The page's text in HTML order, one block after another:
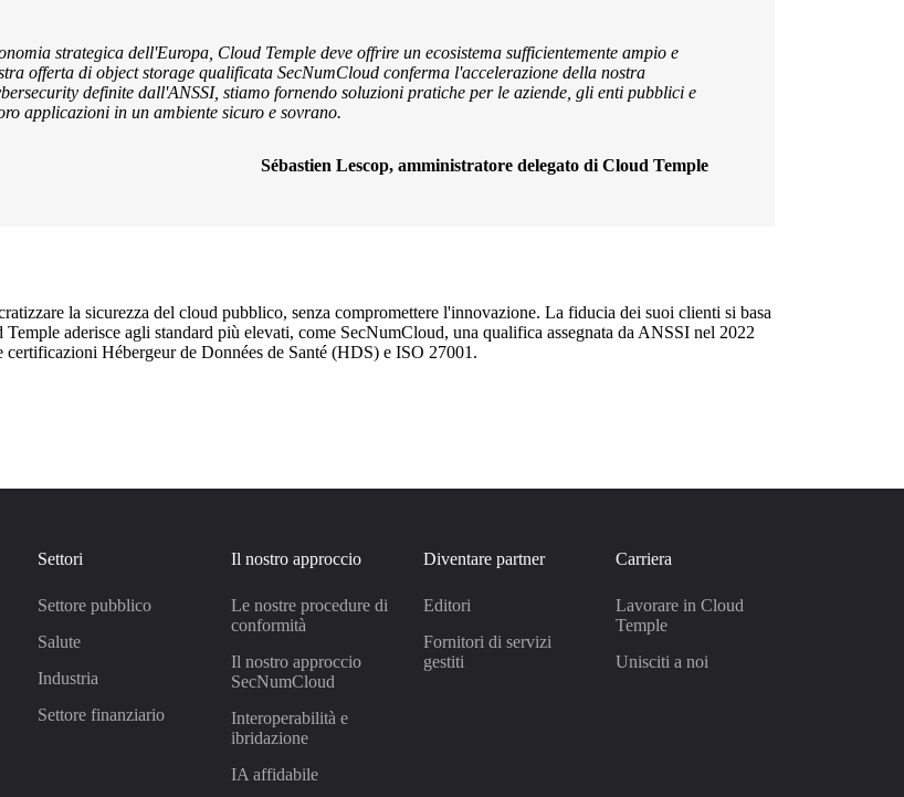
strategica dell'Europa, Cloud Temple deve offrire un ecosistema sufficientemente ampio e
offerta di object storage qualificata SecNumCloud conferma l'accelerazione della nostra
definite dall'ANSSI, stiamo fornendo soluzioni pratiche per le aziende, gli enti pubblici e
applicazioni in un ambiente sicuro e sovrano.
Sébastien Lescop, amministratore delegato di Cloud Temple
la sicurezza del cloud pubblico, senza compromettere l'innovazione. La fiducia dei suoi clienti si basa
aderisce agli standard più elevati, come SecNumCloud, una qualifica assegnata da ANSSI nel 2022
Hébergeur de Données de Santé (HDS) e ISO 27001.
Settori
Settore pubblico
Salute
Industria
Settore finanziario
Il nostro approccio
Le nostre procedure di
conformità
Il nostro approccio
SecNumCloud
Interoperabilità e
ibridazione
IA affidabile
Diventare partner
Editori
Fornitori di servizi
gestiti
Carriera
Lavorare in Cloud
Temple
Unisciti a noi